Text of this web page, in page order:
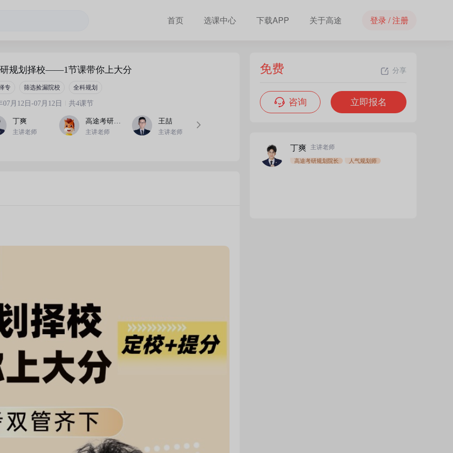
首页 选课中心 下载APP 关于高途 登录 / 注册
规划择校——1节课带你上大分
专 筛选捡漏院校 全科规划
07月12日-07月12日 共4课节
丁爽
主讲老师
高途考研主讲
主讲老师
王喆
主讲老师
免费 分享
咨询 立即报名
丁爽 主讲老师
高途考研规划院长 人气规划师